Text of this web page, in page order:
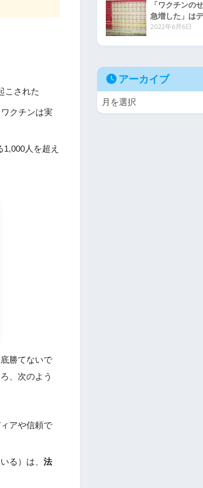
こされた
クチンは実
人を超え
勝てないで
、次のよう
アや信頼で
る）は、 法
「ワクチンの
急増した」は
2022年6月6日
アーカイブ